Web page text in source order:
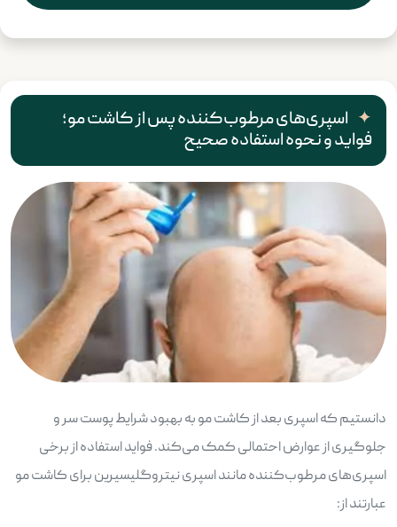
اسپری‌های مرطوب‌کننده پس از کاشت مو؛
فواید و نحوه استفاده صحیح
دانستیم که اسپری بعد از کاشت مو به بهبود شرایط پوست سر و
جلوگیری از عوارض احتمالی کمک می‌کند. فواید استفاده از برخی
اسپری‌های مرطوب‌کننده مانند اسپری نیتروگلیسیرین برای کاشت مو
عبارتند از: